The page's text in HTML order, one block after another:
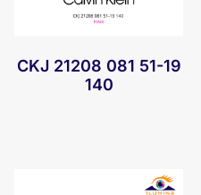
CKJ 21208 081 51-19
140